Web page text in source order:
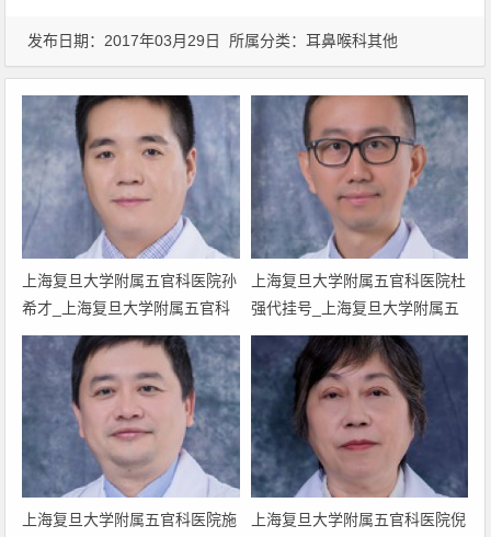
发布日期：2017年03月29日 所属分类： 耳鼻喉科其他
上海复旦大学附属五官科医院孙
希才_上海复旦大学附属五官科
医院孙希才网上预约挂号.上海
复旦大学看咽喉最好的医生孙希
上海复旦大学附属五官科医院杜
强代挂号_上海复旦大学附属五
官科医院杜强网上预约挂号_上
海复旦大学附属五官科杜强门诊
时间_上海复旦大学看咽喉最好
的医生杜强
上海复旦大学附属五官科医院施
上海复旦大学附属五官科医院倪